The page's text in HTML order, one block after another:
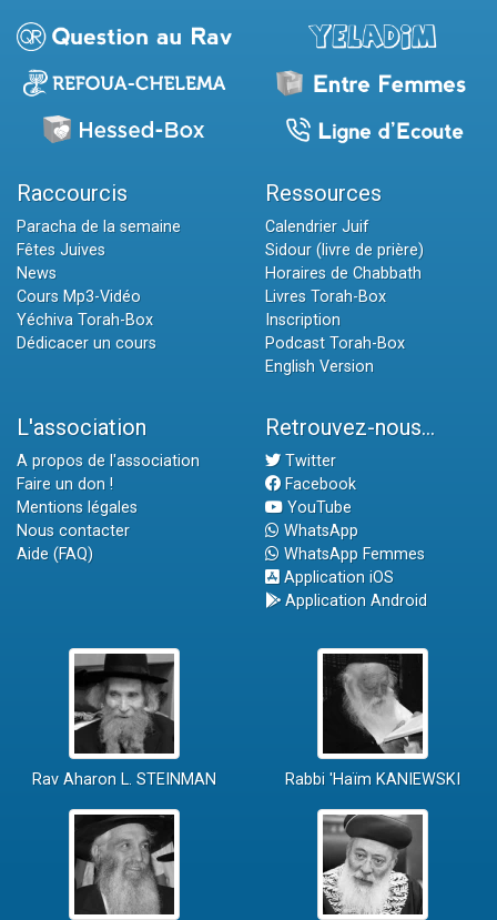
Raccourcis
Paracha de la semaine
Fêtes Juives
News
Cours Mp3-Vidéo
Yéchiva Torah-Box
Dédicacer un cours
Ressources
Calendrier Juif
Sidour (livre de prière)
Horaires de Chabbath
Livres Torah-Box
Inscription
Podcast Torah-Box
English Version
L'association
A propos de l'association
Faire un don !
Mentions légales
Nous contacter
Aide (FAQ)
Retrouvez-nous...
Twitter
Facebook
YouTube
WhatsApp
WhatsApp Femmes
Application iOS
Application Android
Rav Aharon L. STEINMAN Rabbi 'Haïm KANIEWSKI